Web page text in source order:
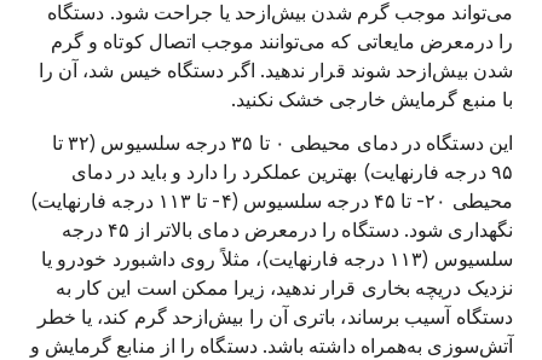
می‌تواند موجب گرم شدن بیش‌ازحد یا جراحت شود. دستگاه
را درمعرض مایعاتی که می‌توانند موجب اتصال کوتاه و گرم
شدن بیش‌ازحد شوند قرار ندهید. اگر دستگاه خیس شد، آن را
با منبع گرمایش خارجی خشک نکنید.
این دستگاه در دمای محیطی ۰ تا ۳۵ درجه سلسیوس (۳۲ تا
۹۵ درجه فارنهایت) بهترین عملکرد را دارد و باید در دمای
محیطی ‎-۲۰ تا ۴۵ درجه سلسیوس (‎-۴ تا ۱۱۳ درجه فارنهایت)
نگهداری شود. دستگاه را درمعرض دمای بالاتر از ۴۵ درجه
سلسیوس (۱۱۳ درجه فارنهایت)، مثلاً روی داشبورد خودرو یا
نزدیک دریچه بخاری قرار ندهید، زیرا ممکن است این کار به
دستگاه آسیب برساند، باتری آن را بیش‌ازحد گرم کند، یا خطر
آتش‌سوزی به‌همراه داشته باشد. دستگاه را از منابع گرمایش و